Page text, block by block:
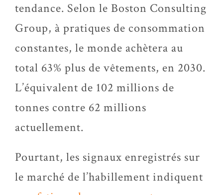
tendance. Selon le Boston Consulting
Group, à pratiques de consommation
constantes, le monde achètera au
total 63% plus de vêtements, en 2030.
L’équivalent de 102 millions de
tonnes contre 62 millions
actuellement.
Pourtant, les signaux enregistrés sur
le marché de l’habillement indiquent